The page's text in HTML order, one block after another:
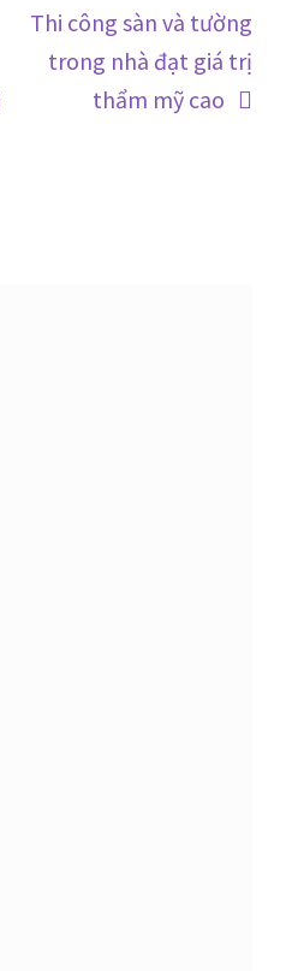
Bài
tiếp
Thi công sàn và tường
trong nhà đạt giá trị
thẩm mỹ cao